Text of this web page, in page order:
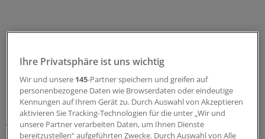
Die Landesverbände der Pflegekassen hatten daraufhin
beiden Pflegeunternehmen wegen
Abrechnungsbetruges fristlos gekündigt. Die
Pflegeunternehmen legten Klage ein und beantragten
Ihre Privatsphäre ist uns wichtig
Wir und unsere 145-Partner speichern und greifen auf
personenbezogene Daten wie Browserdaten oder eindeutige
Kennungen auf Ihrem Gerät zu. Durch Auswahl von Akzeptieren
aktivieren Sie Tracking-Technologien für die unter „Wir und
unsere Partner verarbeiten Daten, um Ihnen Dienste
bereitzustellen“ aufgeführten Zwecke. Durch Auswahl von Alle